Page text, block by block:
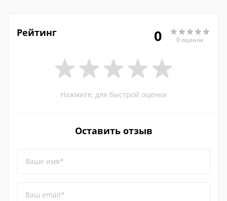
Рейтинг 0 0 оценок
Нажмите, для быстрой оценки
Оставить отзыв
Ваше имя*
Ваш email*